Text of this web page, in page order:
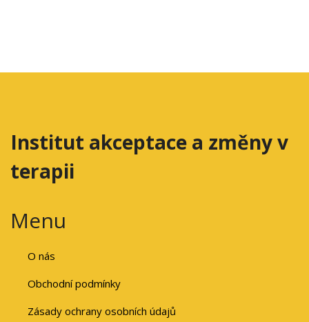
Institut akceptace a změny v
terapii
Menu
O nás
Obchodní podmínky
Zásady ochrany osobních údajů